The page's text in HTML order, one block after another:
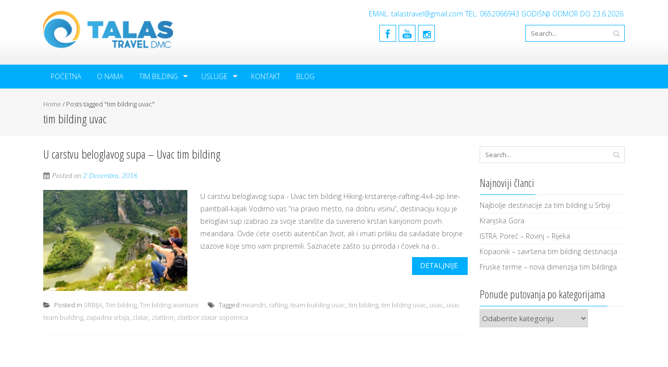
EMAIL: talastravel@gmail.com TEL: 0652066943 GODIŠNJI ODMOR DO 23.6.2026.
POČETNA O NAMA TIM BILDING USLUGE KONTAKT BLOG
Home / Posts tagged "tim bilding uvac"
tim bilding uvac
U carstvu beloglavog supa – Uvac tim bilding
Posted on 2 Decembra, 2016
U carstvu beloglavog supa - Uvac tim bilding Hiking-krstarenje-rafting-4x4-zip line-
paintball-kajak Vodimo vas “na pravo mesto, na dobru visinu”, destinaciju koju je
beloglavi sup izabrao za svoje stanište da suvereno krstari kanjonom povrh
meandara. Ovde ćete osetiti autentičan život, ali i imati priliku da savladate brojne
izazove koje smo vam pripremili. Saznaćete zašto su priroda i čovek na o...
DETALJNIJE
Posted in SRBIJA, Tim bilding, Tim bilding avanture Tagged meandri, rafting, team building uvac, tim bilding, tim bilding uvac, uvac, uvac
team building, zapadna srbija, zlatar, zlatibor, zlatibor zlatar sopotnica
Najnoviji članci
Najbolje destinacije za tim bilding u Srbiji
Kranjska Gora
ISTRA: Poreč – Rovinj – Rijeka
Kopaonik – savršena tim bilding destinacija
Fruske terme – nova dimenzija tim bildinga
Ponude putovanja po kategorijama
Ponude
putovanja